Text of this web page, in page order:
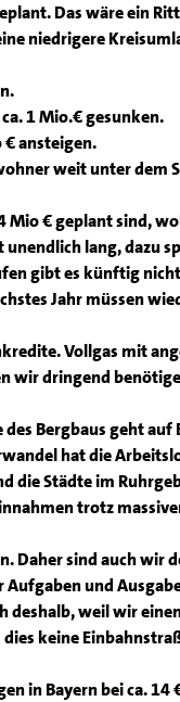
Das wäre ein
niedrigere
1 Mio.€ gesunken.
ansteigen.
weit unter dem
Mio € geplant sind,
lang, dazu
gibt es künftig
Jahr müssen
Vollgas mit
wir dringend
Bergbaus geht auf
hat die
die Städte im
trotz
Daher sind auch wir
und
deshalb, weil wir
keine
in Bayern bei ca. 14